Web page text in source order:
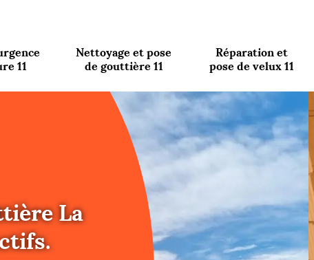
11
Nettoyage et pose
de gouttière 11
Réparation et
pose de velux 11
La